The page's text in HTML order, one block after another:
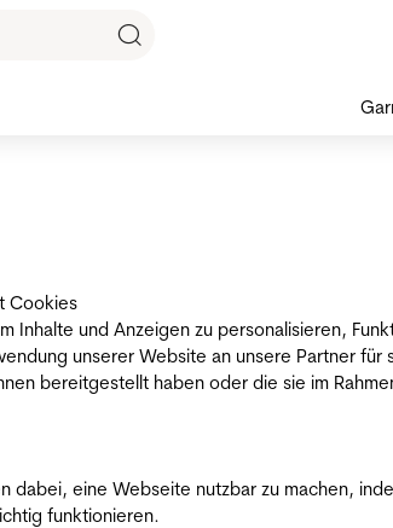
Cookies
Inhalte und Anzeigen zu personalisieren,
unserer Website an unsere Partner
bereitgestellt haben oder die sie im
dabei, eine Webseite nutzbar zu machen,
funktionieren.